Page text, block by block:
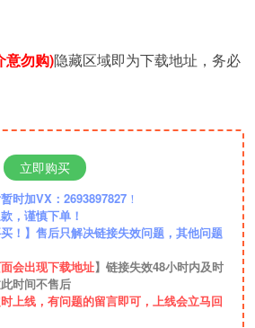
意勿购)隐藏区域即为下载地址，务必
立即购买
时加VX：2693897827 ！
，谨慎下单！
买！】售后只解决链接失效问题，其他问题
会出现下载地址】链接失效48小时内及时
时间不售后
上线，有问题的留言即可，上线会立马回